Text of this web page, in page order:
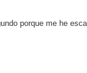
porque me he